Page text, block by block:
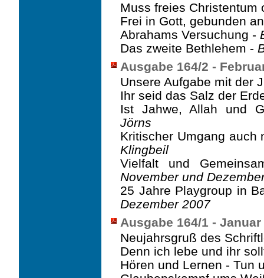
Muss freies
Frei in Gott, gebunden
Abrahams Versuchung -
Das zweite Bethlehem -
Ausgabe 164/2 -
Unsere Aufgabe mit der
Ihr seid das Salz der
Ist Jahwe, Allah und
Jörns
Kritischer Umgang
Klingbeil
Vielfalt und
November und
25 Jahre Playgroup in
Dezember 2007
Ausgabe 164/1 -
Neujahrsgruß des
Denn ich lebe und ihr
Hören und Lernen - Tun